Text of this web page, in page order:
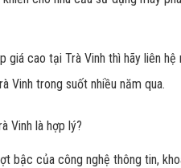
cao tại Trà Vinh thì hãy liên hệ
Vinh trong suốt nhiều năm qua.
Vinh là hợp lý?
bậc của công nghệ thông tin,